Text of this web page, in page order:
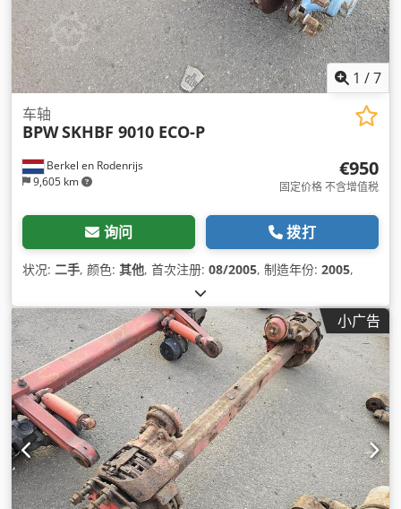
1 /7
Berkel en Rodenrijs
9,605 km
车轴
BPWSKHBF 9010 ECO-P
€950
固定价格 不含增值税
询问 拨打
状况: 二手, 颜色: 其他, 首次注册: 08/2005, 制造年份: 2005,
小广告